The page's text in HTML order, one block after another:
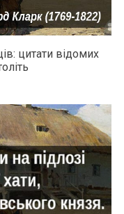
цитати відомих